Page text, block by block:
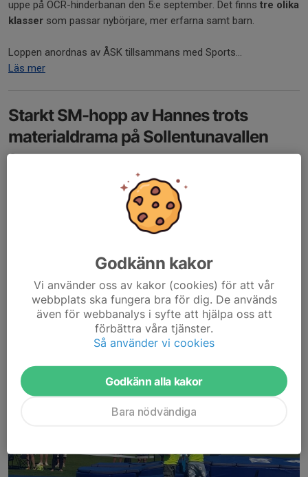
uppe på OCR-hinderbanan den 5:e september. Det finns tre olika
klasser som passar nybörjare, mer erfarna samt barn.
Loppen anordnas av ÅSK tillsammans med Sports...
Läs mer
Starkt SM-hopp av Hannes trots
materialdrama på Sollentunavallen
1 aug, 16:16 0 kommentarer
Godkänn kakor
Vi använder oss av kakor (cookies) för att vår
webbplats ska fungera bra för dig. De används
även för webbanalys i syfte att hjälpa oss att
förbättra våra tjänster.
Så använder vi cookies
Godkänn alla kakor
Bara nödvändiga